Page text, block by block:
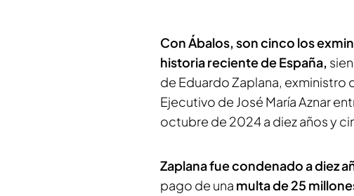
Con Ábalos, son cinco los
historia reciente de España,
de Eduardo Zaplana, exministro
Ejecutivo de José María Aznar
octubre de 2024 a diez años y
Zaplana fue condenado a diez
pago de una multa de 25